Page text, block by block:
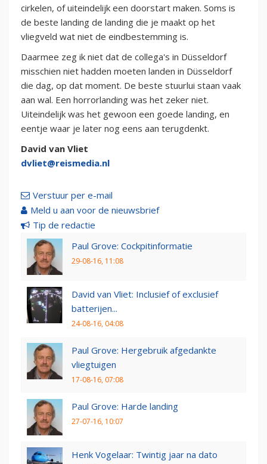
cirkelen, of uiteindelijk een doorstart maken. Soms is
de beste landing de landing die je maakt op het
vliegveld wat niet de eindbestemming is.
Daarmee zeg ik niet dat de collega's in Düsseldorf
misschien niet hadden moeten landen in Düsseldorf
die dag, op dat moment. De beste stuurlui staan vaak
aan wal. Een horrorlanding was het zeker niet.
Uiteindelijk was het gewoon een goede landing, en
eentje waar je later nog eens aan terugdenkt.
David van Vliet
dvliet@reismedia.nl
Verstuur per e-mail
Meld u aan voor de nieuwsbrief
Tip de redactie
Paul Grove: Cockpitinformatie
29-08-16, 11:08
David van Vliet: Inclusief of exclusief
batterijen...
24-08-16, 04:08
Paul Grove: Hergebruik afgedankte
vliegtuigen
17-08-16, 07:08
Paul Grove: Harde landing
27-07-16, 10:07
Henk Vogelaar: Twintig jaar na dato